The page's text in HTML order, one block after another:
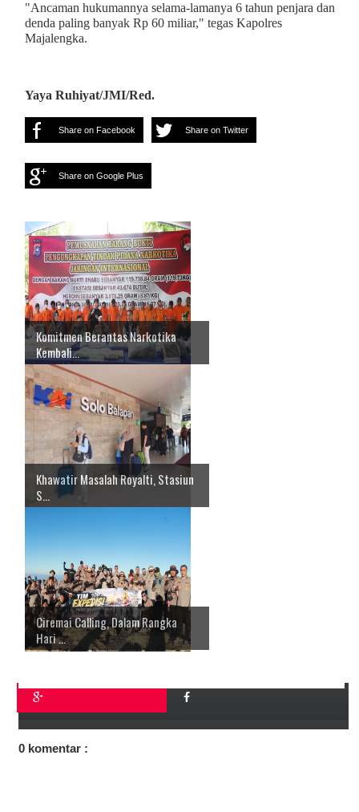
"Ancaman hukumannya selama-lamanya 6 tahun penjara dan
denda paling banyak Rp 60 miliar," tegas Kapolres
Majalengka.
Yaya Ruhiyat/JMI/Red.
Share on Facebook Share on Twitter
Share on Google Plus
Komitmen Berantas Narkotika
Kembali...
Khawatir Masalah Royalti, Stasiun
S...
Ciremai Calling, Dalam Rangka
Hari ...
0 komentar :